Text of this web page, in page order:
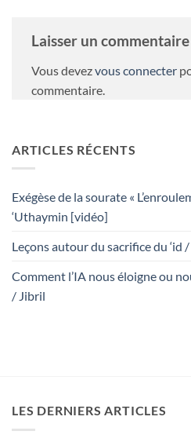
Laisser un commentaire
Vous devezvous connecter
commentaire.
ARTICLES RÉCENTS
Exégèse de la sourate «
‘Uthaymin [vidéo]
Leçons autour du sacrifice du ‘id
Comment l’IA nous éloigne ou
/ Jibril
LES DERNIERS ARTICLES